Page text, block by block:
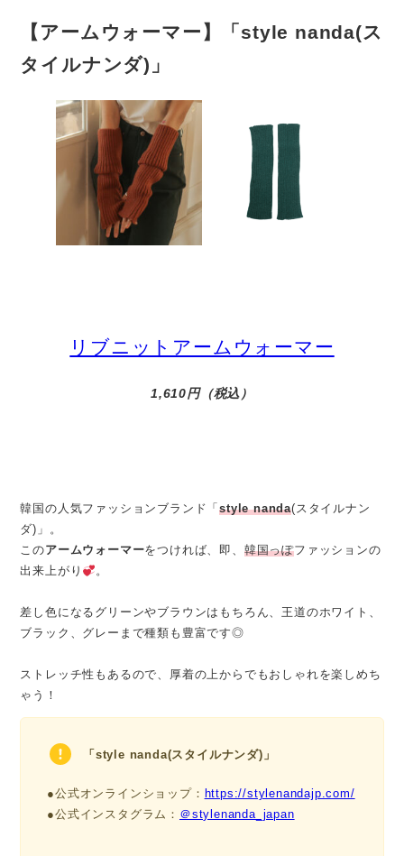
【アームウォーマー】「style nanda(ス
タイルナンダ)」
リブニットアームウォーマー
1,610円（税込）
韓国の人気ファッションブランド「style nanda(スタイルナン
ダ)」。
このアームウォーマーをつければ、即、 韓国っぽファッションの
出来上がり
。
差し色になるグリーンやブラウンはもちろん、王道のホワイト、
ブラック、グレーまで種類も豊富です◎
ストレッチ性もあるので、厚着の上からでもおしゃれを楽しめち
ゃう！
「 style nanda(スタイルナンダ)」
●公式オンラインショップ： https://stylenandajp.com/
●公式インスタグラム： ＠stylenanda_japan